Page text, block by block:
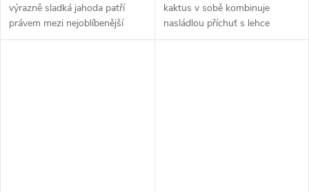
výrazně sladká jahoda patří
právem mezi nejoblíbenější
náplně. Silné ovocné tóny
kaktus v sobě kombinuje
nasládlou příchuť s lehce
nakyslými tóny.